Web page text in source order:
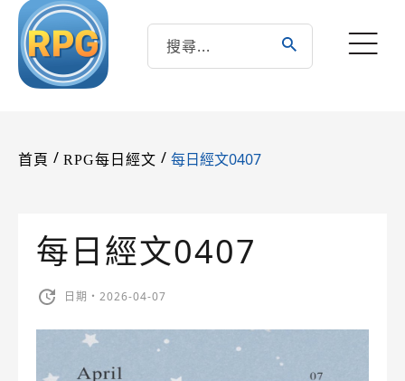
首頁 / RPG每日經文 / 每日經文0407
每日經文0407
日期・2026-04-07